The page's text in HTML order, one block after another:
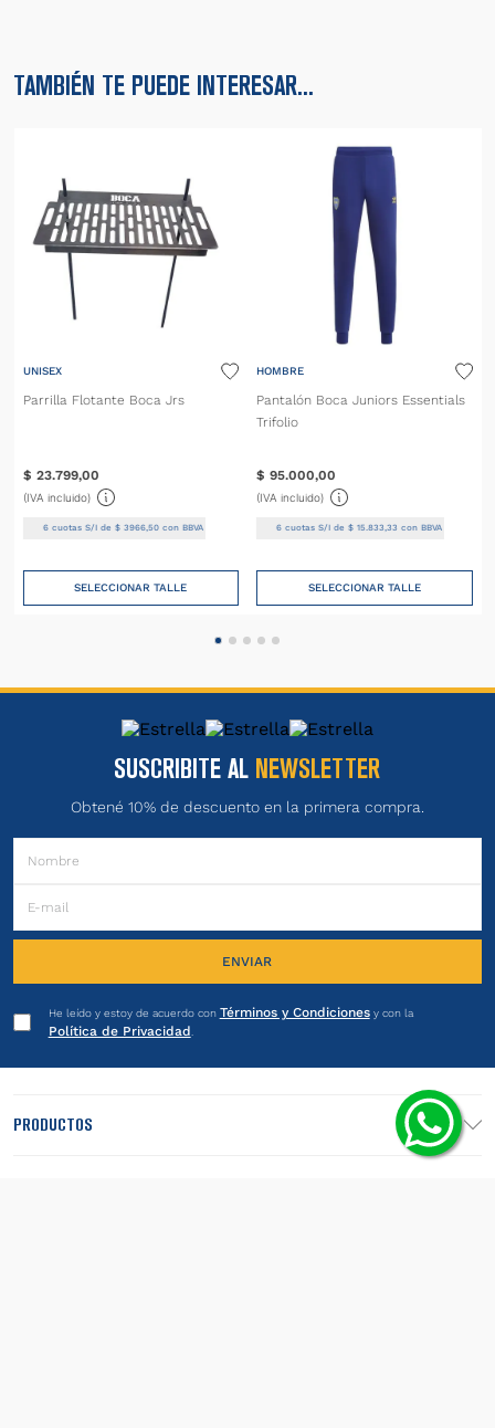
TAMBIÉN TE PUEDE INTERESAR...
UNISEX
Parrilla Flotante Boca Jrs
$ 23.799,00
(IVA incluido)
6cuotas S/I de $ 3966, 50con BBVA
SELECCIONAR TALLE
HOMBRE
Pantalón Boca Juniors Essentials
Trifolio
$ 95.000,00
(IVA incluido)
6cuotas S/I de $ 15. 833 33 con BBVA
SELECCIONAR TALLE
SUSCRIBITE AL NEWSLETTER
Obtené 10% de descuento en la primera compra.
ENVIAR
He leído y estoy de acuerdo con Términos y Condicionesy con la
Política de Privacidad
PRODUCTOS